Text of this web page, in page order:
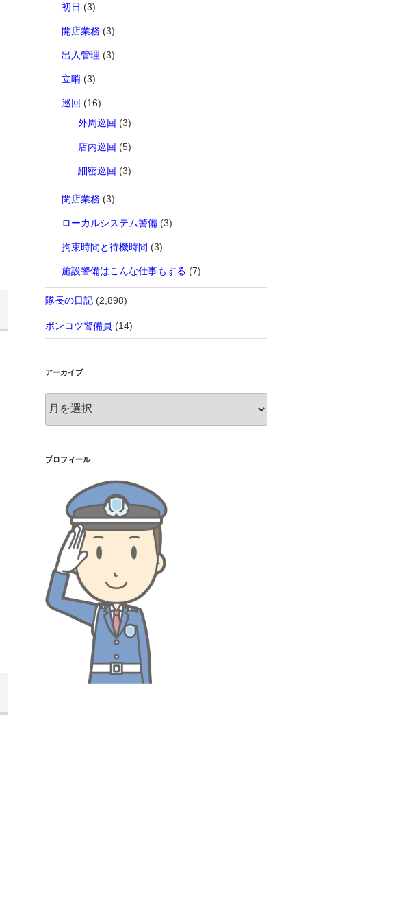
初日 (3)
開店業務 (3)
出入管理 (3)
立哨 (3)
巡回 (16)
外周巡回 (3)
店内巡回 (5)
細密巡回 (3)
閉店業務 (3)
ローカルシステム警備(3)
拘束時間と待機時間 (3)
施設警備はこんな仕事もする (7)
隊長の日記(2,898)
ポンコツ警備員 (14)
アーカイブ
ー
ブ
プロフィール